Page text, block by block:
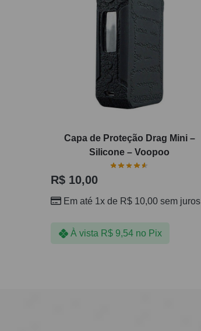
Capa de Proteção Drag Mini –
Silicone – Voopoo
R$ 10,00
Em até 1x de R$ 10,00 sem juros
À vista R$9,54 no Pix